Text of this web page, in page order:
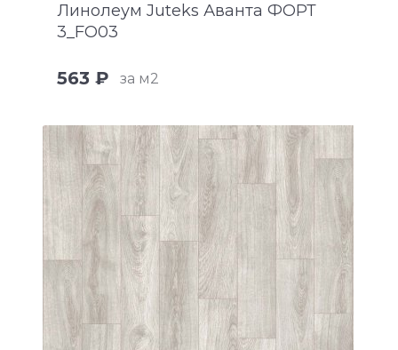
Линолеум Juteks Аванта ФОРТ
3_FO03
563 ₽ за м2